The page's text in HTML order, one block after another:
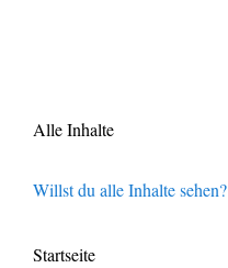
Alle Inhalte
Willst du alle Inhalte sehen?
Startseite